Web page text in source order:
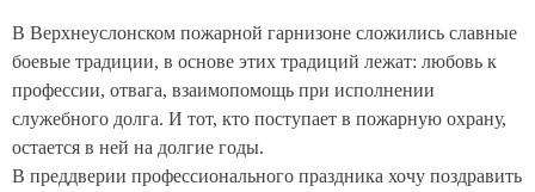
В Верхнеуслонском пожарной гарнизоне сложились славные
боевые традиции, в основе этих традиций лежат: любовь к
профессии, отвага, взаимопомощь при исполнении
служебного долга. И тот, кто поступает в пожарную охрану,
остается в ней на долгие годы.
В преддверии профессионального праздника хочу поздравить